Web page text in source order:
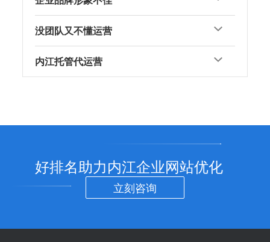
没团队又不懂运营
内江托管代运营
好排名助力内江企业网站优化
立刻咨询